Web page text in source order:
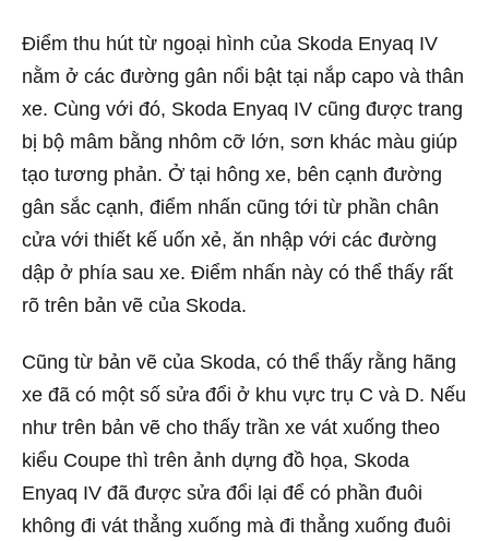
Điểm thu hút từ ngoại hình của Skoda Enyaq IV
nằm ở các đường gân nổi bật tại nắp capo và thân
xe. Cùng với đó, Skoda Enyaq IV cũng được trang
bị bộ mâm bằng nhôm cỡ lớn, sơn khác màu giúp
tạo tương phản. Ở tại hông xe, bên cạnh đường
gân sắc cạnh, điểm nhấn cũng tới từ phần chân
cửa với thiết kế uốn xẻ, ăn nhập với các đường
dập ở phía sau xe. Điểm nhấn này có thể thấy rất
rõ trên bản vẽ của Skoda.
Cũng từ bản vẽ của Skoda, có thể thấy rằng hãng
xe đã có một số sửa đổi ở khu vực trụ C và D. Nếu
như trên bản vẽ cho thấy trần xe vát xuống theo
kiểu Coupe thì trên ảnh dựng đồ họa, Skoda
Enyaq IV đã được sửa đổi lại để có phần đuôi
không đi vát thẳng xuống mà đi thẳng xuống đuôi